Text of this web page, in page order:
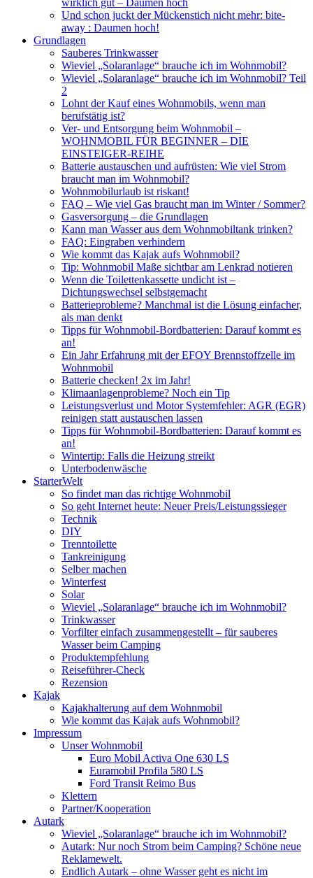
Und schon juckt der Mückenstich nicht mehr: bite-
away : Daumen hoch!
Grundlagen
Sauberes Trinkwasser
Wieviel „Solaranlage“ brauche ich im Wohnmobil?
Wieviel „Solaranlage“ brauche ich im Wohnmobil? Teil
2
Lohnt der Kauf eines Wohnmobils, wenn man
berufstätig ist?
Ver- und Entsorgung beim Wohnmobil –
WOHNMOBIL FÜR BEGINNER – DIE
EINSTEIGER-REIHE
Batterie austauschen und aufrüsten: Wie viel Strom
braucht man im Wohnmobil?
Wohnmobilurlaub ist riskant!
FAQ – Wie viel Gas braucht man im Winter / Sommer?
Gasversorgung – die Grundlagen
Kann man Wasser aus dem Wohnmobiltank trinken?
FAQ: Eingraben verhindern
Wie kommt das Kajak aufs Wohnmobil?
Tip: Wohnmobil Maße sichtbar am Lenkrad notieren
Wenn die Toilettenkassette undicht ist –
Dichtungswechsel selbstgemacht
Batterieprobleme? Manchmal ist die Lösung einfacher,
als man denkt
Tipps für Wohnmobil-Bordbatterien: Darauf kommt es
an!
Ein Jahr Erfahrung mit der EFOY Brennstoffzelle im
Wohnmobil
Batterie checken! 2x im Jahr!
Klimaanlagenprobleme? Noch ein Tip
Leistungsverlust und Motor Systemfehler: AGR (EGR)
reinigen statt austauschen lassen
Tipps für Wohnmobil-Bordbatterien: Darauf kommt es
an!
Wintertip: Falls die Heizung streikt
Unterbodenwäsche
StarterWelt
So findet man das richtige Wohnmobil
So geht Internet heute: Neuer Preis/Leistungssieger
Technik
DIY
Trenntoilette
Tankreinigung
Selber machen
Winterfest
Solar
Wieviel „Solaranlage“ brauche ich im Wohnmobil?
Trinkwasser
Vorfilter einfach zusammengestellt – für sauberes
Wasser beim Camping
Produktempfehlung
Reiseführer-Check
Rezension
Kajak
Kajakhalterung auf dem Wohnmobil
Wie kommt das Kajak aufs Wohnmobil?
Impressum
Unser Wohnmobil
Euro Mobil Activa One 630 LS
Euramobil Profila 580 LS
Ford Transit Reimo Bus
Klettern
Partner/Kooperation
Autark
Wieviel „Solaranlage“ brauche ich im Wohnmobil?
Autark: Nur noch Strom beim Camping? Schöne neue
Reklamewelt.
Endlich Autark – ohne Wasser geht es nicht im